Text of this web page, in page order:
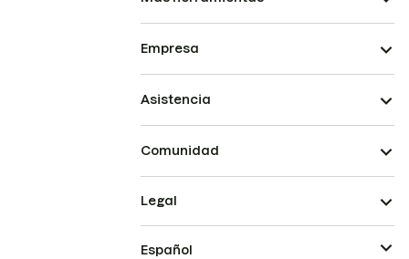
Empresa
Asistencia
Comunidad
Legal
Español